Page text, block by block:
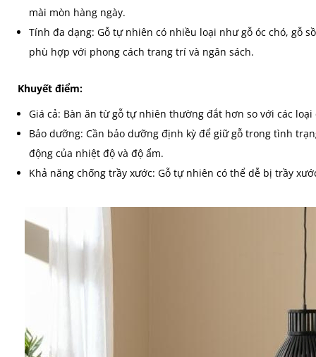
mài mòn hàng ngày.
Tính đa dạng: Gỗ tự nhiên có nhiều loại như gỗ óc chó, gỗ
phù hợp với phong cách trang trí và ngân sách.
Khuyết điểm:
Giá cả: Bàn ăn từ gỗ tự nhiên thường đắt hơn so với các
Bảo dưỡng: Cần bảo dưỡng định kỳ để giữ gỗ trong tình
động của nhiệt độ và độ ẩm.
Khả năng chống trầy xước: Gỗ tự nhiên có thể dễ bị trầy